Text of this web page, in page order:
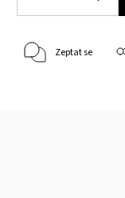
Zeptat se